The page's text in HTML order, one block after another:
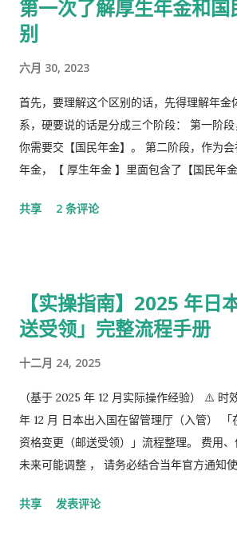
第一次了解厚生年金和国
别
六月 30, 2023
首先，要理解这个区别的话，先得理解年金
系，硬要说的话是分成三个阶段： 第一阶段
你需要交【国民年金】。 第二阶段，作为
年金，【 厚生年金 】里面包含了【国民年
槽的。 第1号被保险者：20岁以上60岁未满
共享 2 条评论
【实操指南】2025 年日
送受领」完整流程手册
十二月 24, 2025
（基于 2025 年 12 月实际操作经验） ⚠️ 时
年 12 月 日本出入国在留管理厅（入管）
资格变更（邮送受领）」流程整理。 费用
未来可能调整 ， 请务必结合当年官方通知
完了，请邮寄材料 」的邮件 选择 邮送方式
共享 发表评论